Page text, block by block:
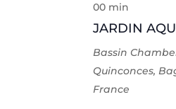
JARDIN
00 min
Bassin
Quinconces,
France